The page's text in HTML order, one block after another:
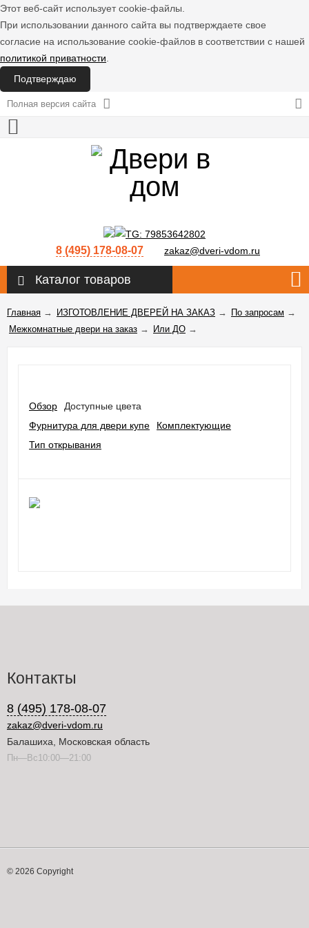
Этот веб-сайт использует cookie-файлы.
При использовании данного сайта вы подтверждаете свое
согласие на использование cookie-файлов в соответствии с нашей
политикой приватности
Подтверждаю
Полная версия сайта
8 (495) 178-08-07 zakaz@dveri-vdom.ru
Каталог товаров
Главная → ИЗГОТОВЛЕНИЕ ДВЕРЕЙ НА ЗАКАЗ → По запросам →
Межкомнатные двери на заказ → Или ДО →
Обзор
Доступные цвета
Фурнитура для двери купе​
Комплектующие
Тип открывания
Контакты
8 (495) 178-08-07
zakaz@dveri-vdom.ru
Балашиха, Московская область
Пн—Вс10:00—21:00
© 2026 Copyright